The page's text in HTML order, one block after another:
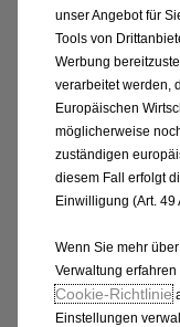
ASTRA
unser Angebot für
Tools von
Werbung
verarbeitet werden,
Europäischen
möglicherweise
zuständigen
diesem Fall erfolgt
Einwilligung (Art. 49
Wenn Sie mehr
Verwaltung
Cookie‑Richtlinie
Einstellungen